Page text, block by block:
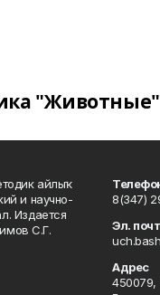
"Животные"
айлыҡ
и научно-
Издается
С.Г.
8(347)
Эл.
Адрес
450079,